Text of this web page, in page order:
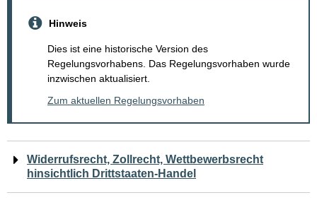
Hinweis
Dies ist eine historische Version des
Regelungsvorhabens. Das Regelungsvorhaben wurde
inzwischen aktualisiert.
Zum aktuellen Regelungsvorhaben
Navigation
für
Widerrufsrecht, Zollrecht, Wettbewerbsrecht
hinsichtlich Drittstaaten-Handel